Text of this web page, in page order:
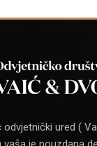
odvjetnički ured (